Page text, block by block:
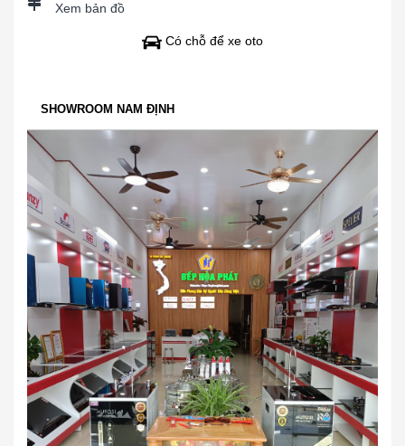
Xem bản đồ
Có chỗ để xe oto
SHOWROOM NAM ĐỊNH